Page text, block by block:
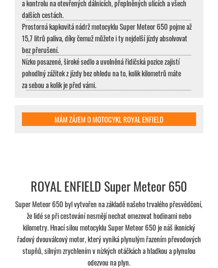
MÁM ZÁJEM O MOTOCYKL ROYAL ENFIELD
a kontrolu na otevřených dálnicích, přeplněných ulicích a všech
dalších cestách.
Prostorná kapkovitá nádrž motocyklu Super Meteor 650 pojme až
15,7 litrů paliva, díky čemuž můžete i ty nejdelší jízdy absolvovat
bez přerušení.
Nízko posazené, široké sedlo a uvolněná řidičská pozice zajistí
pohodlný zážitek z jízdy bez ohledu na to, kolik kilometrů máte
za sebou a kolik je před vámi.
ROYAL ENFIELD Super Meteor 650
Super Meteor 650 byl vytvořen na základě našeho trvalého přesvědčení,
že lidé se při cestování nesmějí nechat omezovat hodinami nebo
kilometry. Hnací silou motocyklu Super Meteor 650 je náš ikonický
řadový dvouválcový motor, který vyniká plynulým řazením převodových
stupňů, silným zrychlením v nízkých otáčkách a hladkou a plynulou
odezvou na plyn.